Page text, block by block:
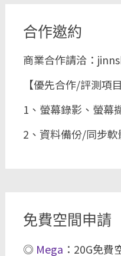
合作邀約
商業合作請洽：
【優先合作/評測項目
1、螢幕錄影、螢幕
2、資料備份/同步
免費空間申請
◎ Mega ：20G免